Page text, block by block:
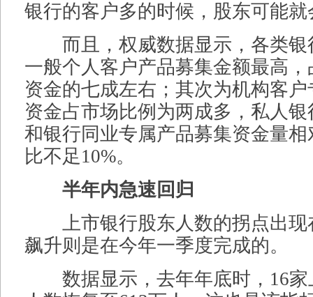
银行的客户多的时候，股东可能就
而且，权威数据显示，各类银
一般个人客户产品募集金额最高
资金的七成左右；其次为机构客
资金占市场比例为两成多，私人
和银行同业专属产品募集资金量
比不足10%。
半年内急速回归
上市银行股东人数的拐点出现
飙升则是在今年一季度完成的。
数据显示，去年年底时，16家